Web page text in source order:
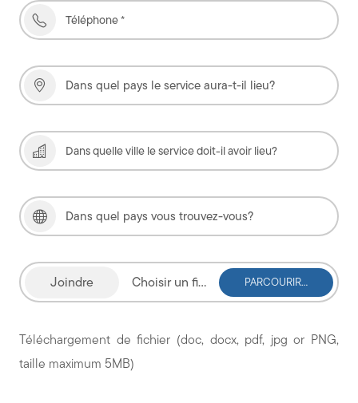
Choisir un fichier
Téléchargement de fichier (doc, docx, pdf, jpg or PNG,
taille maximum 5MB)